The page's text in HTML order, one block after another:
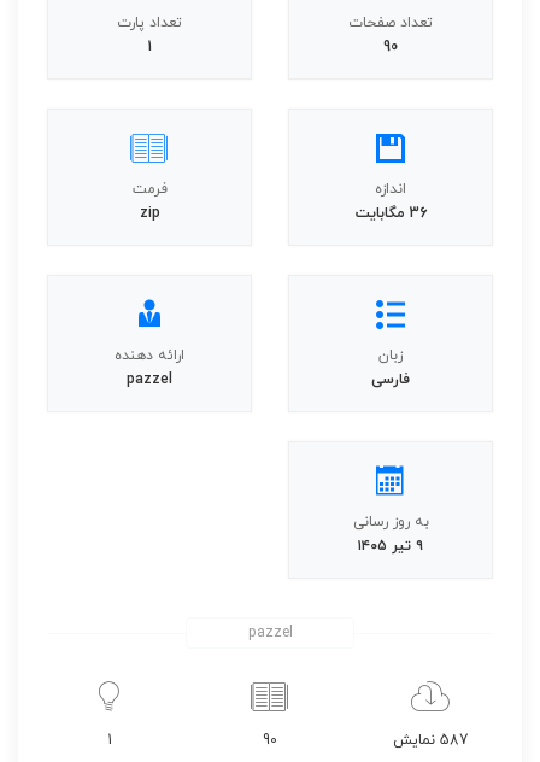
تعداد صفحات
90
تعداد پارت
1
اندازه
36 مگابایت
فرمت
zip
زبان
فارسی
ارائه دهنده
pazzel
به روز رسانی
۹ تیر ۱۴۰۵
pazzel
587 نمایش 90
1